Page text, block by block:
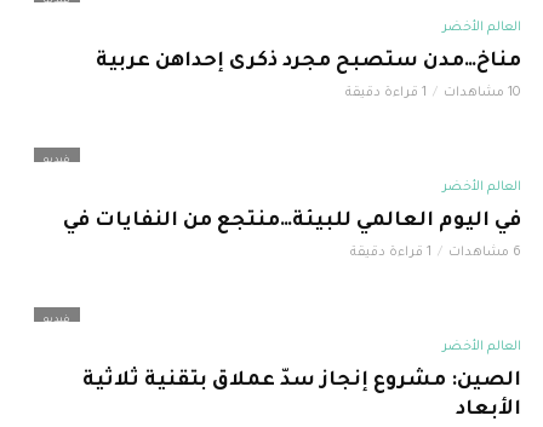
العالم الأخضر
مناخ…مدن ستصبح مجرد ذكرى إحداهن عربية
10 مشاهدات 1 قراءة دقيقة
فيديو
العالم الأخضر
في اليوم العالمي للبيئة…منتجع من النفايات في
6 مشاهدات 1 قراءة دقيقة
فيديو
العالم الأخضر
الصين: مشروع إنجاز سدّ عملاق بتقنية ثلاثية
الأبعاد